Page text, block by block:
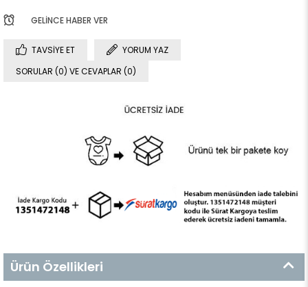
GELINCE HABER VER
TAVSIYE ET
YORUM YAZ
SORULAR (0) VE CEVAPLAR (0)
Ürün Özellikleri